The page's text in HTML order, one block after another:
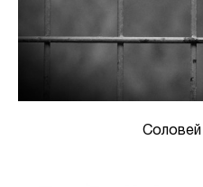
Соловей